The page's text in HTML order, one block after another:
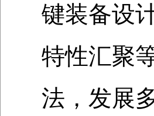
键装备设
特性汇聚
法，发展